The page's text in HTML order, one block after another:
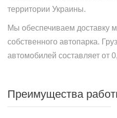
территории Украины.
Мы обеспечиваем доставку
собственного автопарка.
автомобилей составляет от
Преимущества